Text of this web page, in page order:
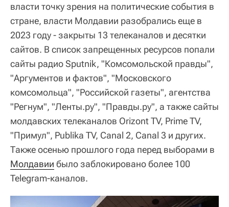
власти точку зрения на политические события в
стране, власти Молдавии разобрались еще в
2023 году - закрыты 13 телеканалов и десятки
сайтов. В список запрещенных ресурсов попали
сайты радио Sputnik, "Комсомольской правды",
"Аргументов и фактов", "Московского
комсомольца", "Российской газеты", агентства
"Регнум", "Ленты.ру", "Правды.ру", а также сайты
молдавских телеканалов Orizont TV, Prime TV,
"Примул", Publika TV, Canal 2, Canal 3 и других.
Также осенью прошлого года перед выборами в
Молдавии было заблокировано более 100
Telegram-каналов.